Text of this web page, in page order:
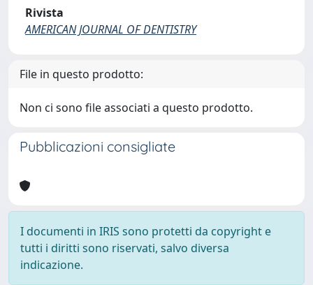
Rivista
AMERICAN JOURNAL OF DENTISTRY
File in questo prodotto:
Non ci sono file associati a questo prodotto.
Pubblicazioni consigliate
I documenti in IRIS sono protetti da copyright e
tutti i diritti sono riservati, salvo diversa
indicazione.